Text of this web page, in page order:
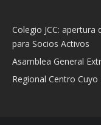
Colegio JCC:
para Socios Activos
Asamblea General
Regional Centro Cuyo